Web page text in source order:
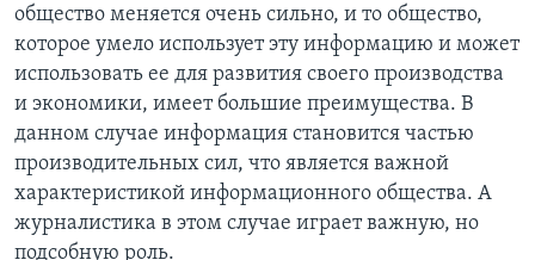
общество меняется очень сильно, и то общество,
которое умело использует эту информацию и может
использовать ее для развития своего производства
и экономики, имеет большие преимущества. В
данном случае информация становится частью
производительных сил, что является важной
характеристикой информационного общества. А
журналистика в этом случае играет важную, но
подсобную роль.